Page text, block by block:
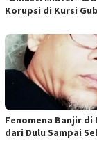
Korupsi di Kursi
Fenomena Banjir di
dari Dulu Sampai